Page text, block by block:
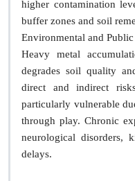
higher contamination
buffer zones and soil
Environmental and
Heavy metal
degrades soil quality
direct and indirect
particularly vulnerable
through play. Chronic
neurological disorders,
delays.